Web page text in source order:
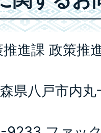
進課 政策推
県八戸市内丸